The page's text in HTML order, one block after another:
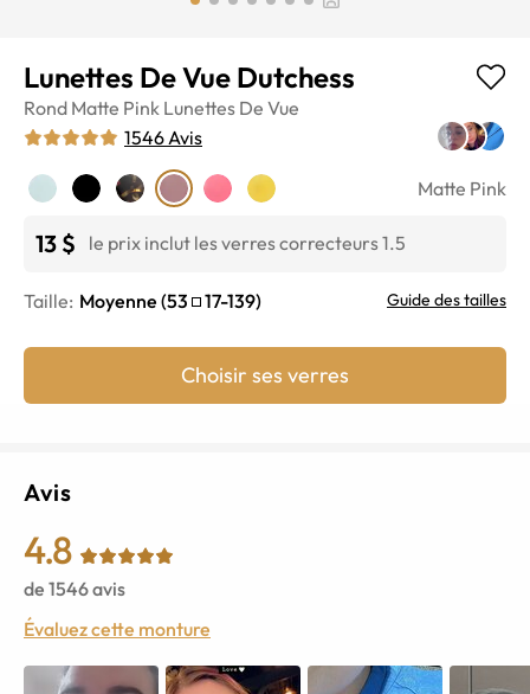
Lunettes De Vue Dutchess
Rond Matte Pink Lunettes De Vue
1546 Avis
Matte Pink
13 $ le prix inclut les verres correcteurs 1.5
Taille: Moyenne (53 17-139) Guide des tailles
Choisir ses verres
Avis
4.8
de 1546avis
Évaluez cette monture